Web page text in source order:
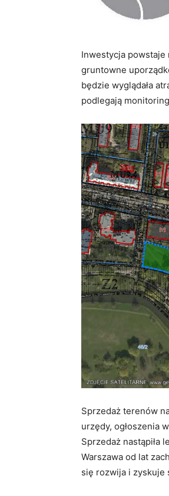
Inwestycja powstaje
gruntowne
będzie wyglądała
podlegają
Sprzedaż terenów
urzędy, ogłoszenia
Sprzedaż nastąpiła
Warszawa od lat
się rozwija i zyskuje